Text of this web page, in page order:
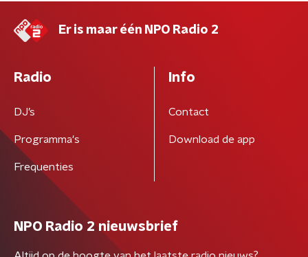
Er is maar één NPO Radio 2
Radio
DJ’s
Programma's
Frequenties
Info
Contact
Download de app
NPO Radio 2 nieuwsbrief